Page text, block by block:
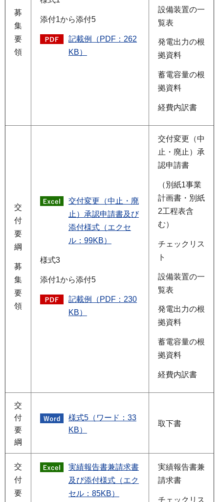
募
集
要
領
添付1から添付5
記載例（PDF：262
KB）
設備装置の一
覧表
発電出力の根
拠資料
蓄電容量の根
拠資料
経費内訳書
交
付
要
綱
募
集
要
領
交付変更（中止・廃
止）承認申請書及び
添付様式（エクセ
ル：99KB）
様式3
添付1から添付5
記載例（PDF：230
KB）
交付変更（中
止・廃止）承
認申請書
（別紙1事業
計画書・別紙
2工程表含
む）
チェックリス
ト
設備装置の一
覧表
発電出力の根
拠資料
蓄電容量の根
拠資料
経費内訳書
交
付
要
綱
様式5（ワード：33
KB）
取下書
交
付
要
実績報告書兼請求書
及び添付様式（エク
セル：85KB）
実績報告書兼
請求書
チェックリス